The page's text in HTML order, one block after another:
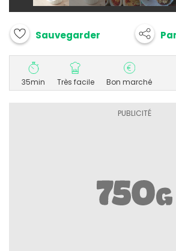
Sauvegarder
35min Très facile Bon marché